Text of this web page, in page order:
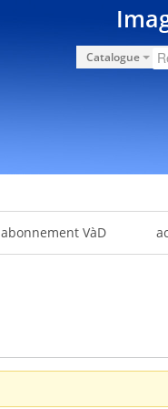
Catalogue
abonnement VàD